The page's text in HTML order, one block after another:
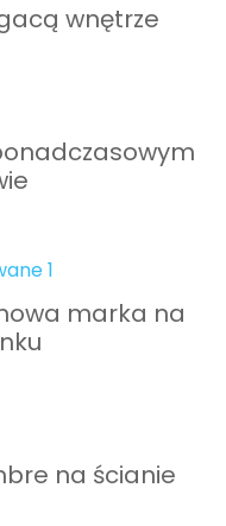
wnętrze
marka na
na ścianie